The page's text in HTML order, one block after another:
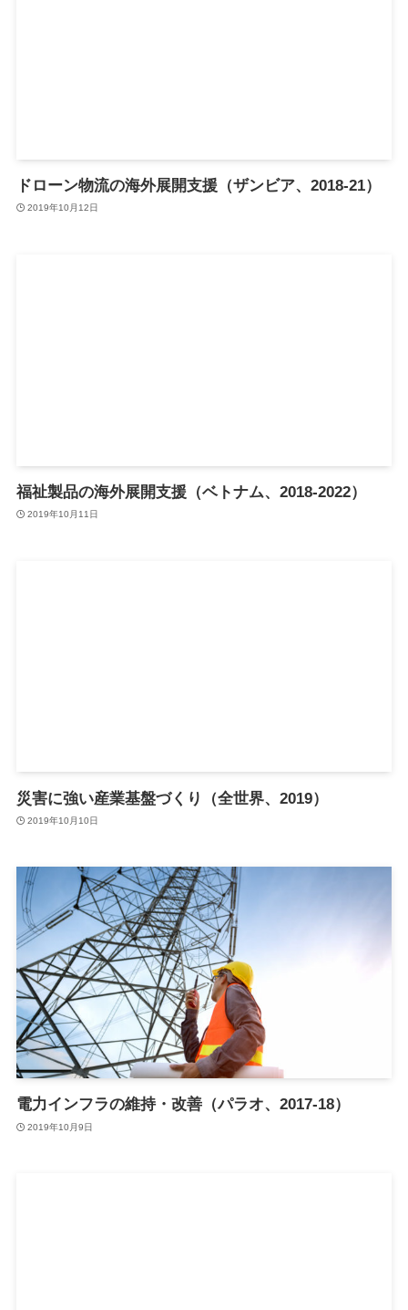
ドローン物流の海外展開支援（ザンビア、2018-21）
2019年10月12日
福祉製品の海外展開支援（ベトナム、2018-2022）
2019年10月11日
災害に強い産業基盤づくり（全世界、2019）
2019年10月10日
電力インフラの維持・改善（パラオ、2017-18）
2019年10月9日